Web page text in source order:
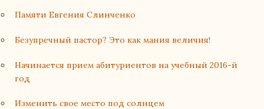
Памяти Евгения Слинченко
Безупречный пастор? Это как мания величия!
Начинается прием абитуриентов на учебный 2016-й
год
Изменить свое место под солнцем